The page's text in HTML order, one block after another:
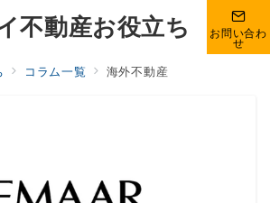
不動産お役立ち お問い合わ
せ
コラム一覧 海外不動産